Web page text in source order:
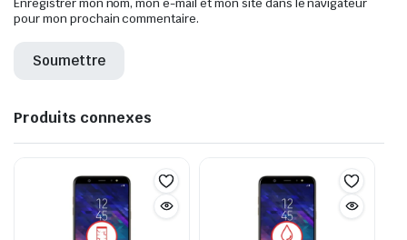
pour mon prochain commentaire.
Produits connexes